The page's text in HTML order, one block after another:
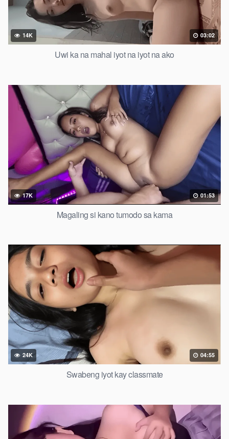
14K 03:02
Uwi ka na mahal iyot na iyot na ako
17K 01:53
Magaling si kano tumodo sa kama
24K 04:55
Swabeng iyot kay classmate